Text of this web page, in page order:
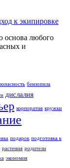
к экипировке
основа любого
и
бензопила
дислалия
корпоратив кружки
подарок подготовка к
растения родители
экономия